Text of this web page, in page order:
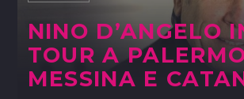
NINO D’ANGELO
TOUR A
MESSINA E